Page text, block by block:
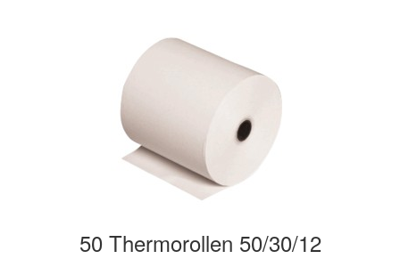
50 Thermorollen 50/30/12